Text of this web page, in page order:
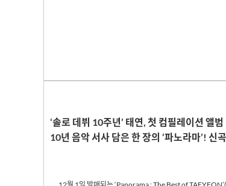
‘솔로 데뷔 10주년’ 태연 첫 컴필레이션 앨범
10년 음악 서사 담은 한 장의 ‘파노라마’! 신